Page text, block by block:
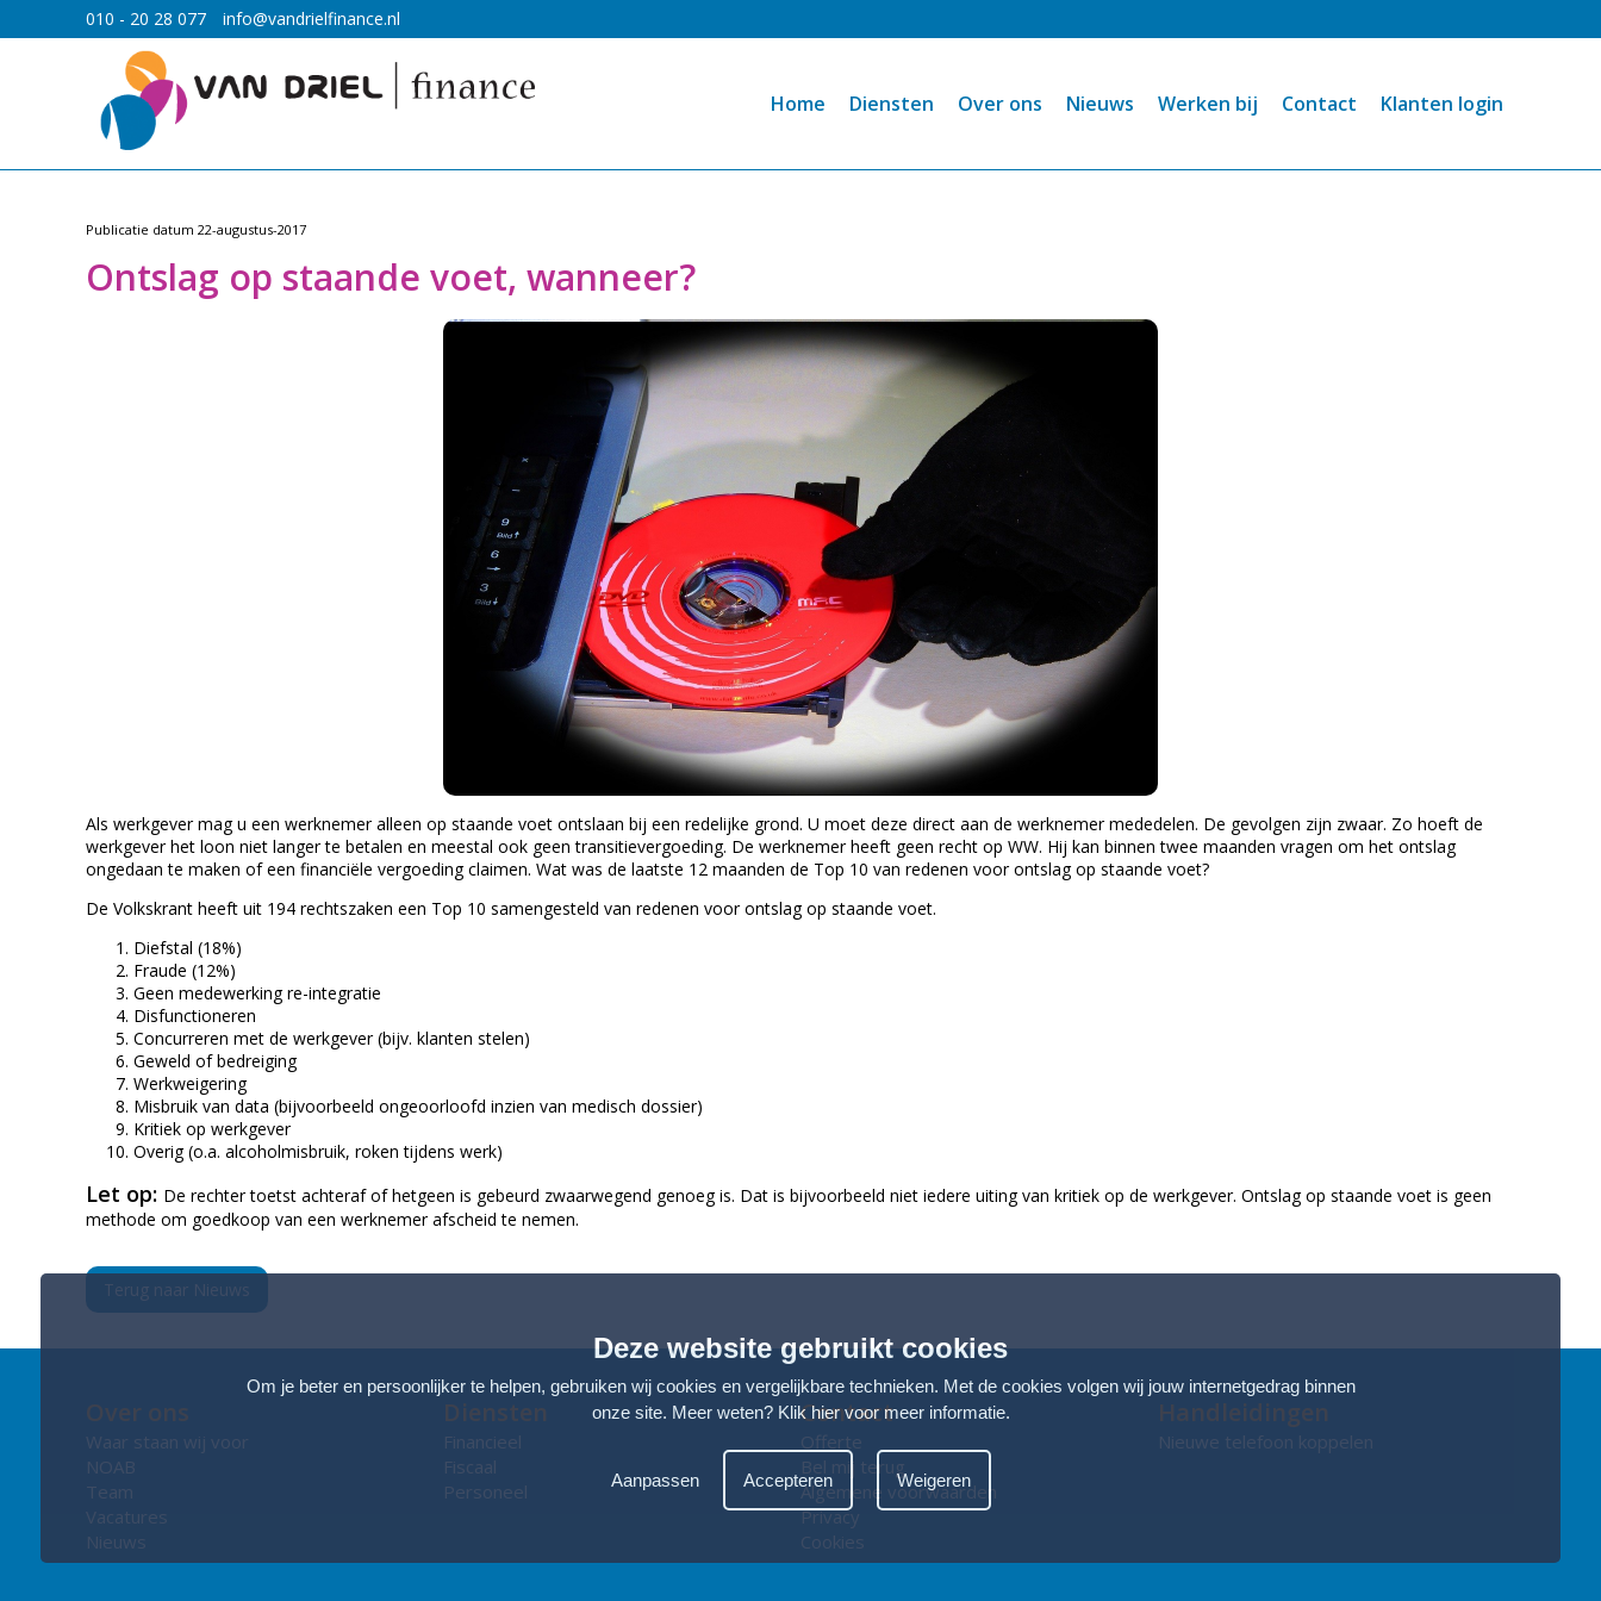
010 - 20 28 077 info@vandrielfinance.nl
Home Diensten Over ons Nieuws Werken bij Contact Klanten login
Publicatie datum 22-augustus-2017
Ontslag op staande voet, wanneer?
Als werkgever mag u een werknemer alleen op staande voet ontslaan bij een redelijke grond. U moet deze direct aan de werknemer mededelen. De gevolgen zijn zwaar. Zo hoeft de
werkgever het loon niet langer te betalen en meestal ook geen transitievergoeding. De werknemer heeft geen recht op WW. Hij kan binnen twee maanden vragen om het ontslag
ongedaan te maken of een financiële vergoeding claimen. Wat was de laatste 12 maanden de Top 10 van redenen voor ontslag op staande voet?
De Volkskrant heeft uit 194 rechtszaken een Top 10 samengesteld van redenen voor ontslag op staande voet.
Diefstal (18%)
Fraude (12%)
Geen medewerking re-integratie
Disfunctioneren
Concurreren met de werkgever (bijv. klanten stelen)
Geweld of bedreiging
Werkweigering
Misbruik van data (bijvoorbeeld ongeoorloofd inzien van medisch dossier)
Kritiek op werkgever
Overig (o.a. alcoholmisbruik, roken tijdens werk)
Let op: De rechter toetst achteraf of hetgeen is gebeurd zwaarwegend genoeg is. Dat is bijvoorbeeld niet iedere uiting van kritiek op de werkgever. Ontslag op staande voet is geen
methode om goedkoop van een werknemer afscheid te nemen.
Terug naar Nieuws
Over ons
Waar staan wij voor
NOAB
Team
Vacatures
Nieuws
Diensten
Financieel
Fiscaal
Personeel
Contact
Offerte
Bel mij terug
Algemene voorwaarden
Privacy
Cookies
Handleidingen
Nieuwe telefoon koppelen
Deze website gebruikt cookies
Om je beter en persoonlijker te helpen, gebruiken wij cookies en vergelijkbare technieken. Met de cookies volgen wij jouw internetgedrag binnen
onze site. Meer weten? Klik hier voor meer informatie.
Aanpassen Accepteren Weigeren